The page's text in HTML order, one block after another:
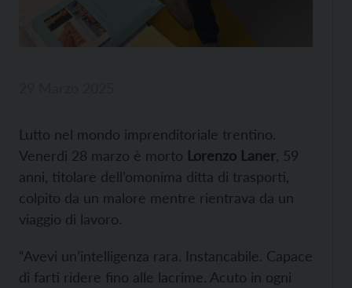
Lutto nel mondo imprenditoriale trentino.
Venerdì 28 marzo è morto Lorenzo Laner , 59
anni, titolare dell’omonima ditta di trasporti,
colpito da un malore mentre rientrava da un
viaggio di lavoro.
“Avevi un’intelligenza rara. Instancabile. Capace
di farti ridere fino alle lacrime. Acuto in ogni